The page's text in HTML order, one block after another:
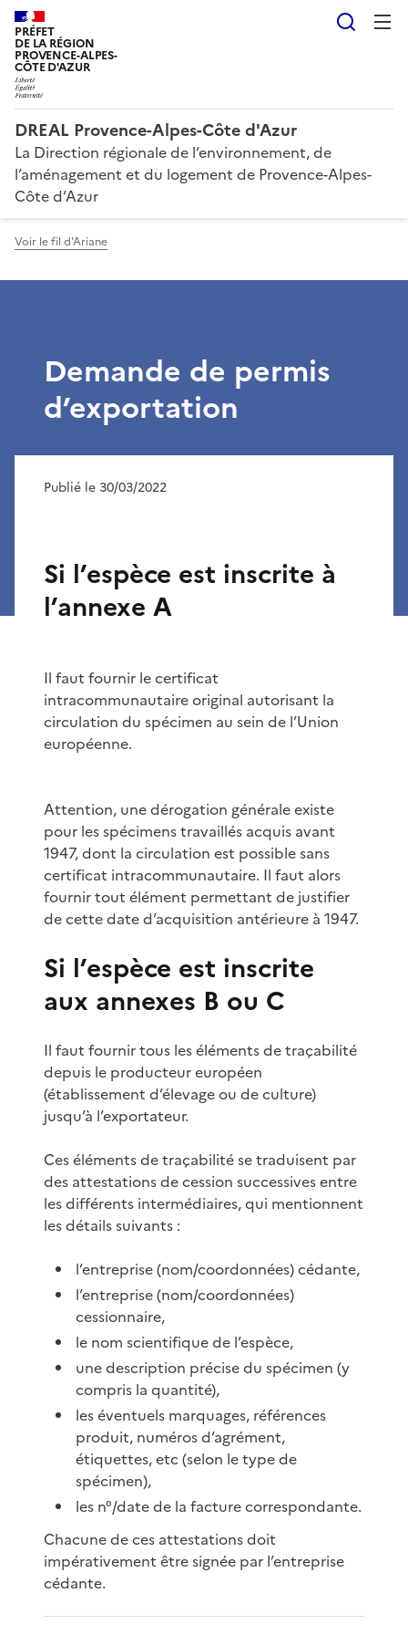
PRÉFET
DE LA RÉGION
PROVENCE-ALPES-
CÔTE D'AZUR
DREAL Provence-Alpes-Côte d'Azur
La Direction régionale de l’environnement, de
l’aménagement et du logement de Provence-Alpes-
Côte d’Azur
Voir le fil d'Ariane
Demande de permis
d’exportation
Publié le 30/03/2022
Si l’espèce est inscrite à
l’annexe A
Il faut fournir le certificat
intracommunautaire original autorisant la
circulation du spécimen au sein de l’Union
européenne.
Attention, une dérogation générale existe
pour les spécimens travaillés acquis avant
1947, dont la circulation est possible sans
certificat intracommunautaire. Il faut alors
fournir tout élément permettant de justifier
de cette date d’acquisition antérieure à 1947.
Si l’espèce est inscrite
aux annexes B ou C
Il faut fournir tous les éléments de traçabilité
depuis le producteur européen
(établissement d’élevage ou de culture)
jusqu’à l’exportateur.
Ces éléments de traçabilité se traduisent par
des attestations de cession successives entre
les différents intermédiaires, qui mentionnent
les détails suivants :
l’entreprise (nom/coordonnées) cédante,
l’entreprise (nom/coordonnées)
cessionnaire,
le nom scientifique de l’espèce,
une description précise du spécimen (y
compris la quantité),
les éventuels marquages, références
produit, numéros d’agrément,
étiquettes, etc (selon le type de
spécimen),
les n°/date de la facture correspondante.
Chacune de ces attestations doit
impérativement être signée par l’entreprise
cédante.